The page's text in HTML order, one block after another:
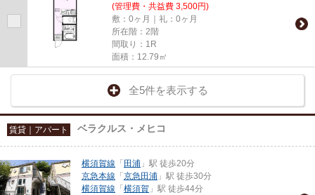
(管理費・共益費 3,500円)
敷：0ヶ月｜礼：0ヶ月
所在階：2階
間取り：1R
面積：12.79㎡
全5件を表示する
賃貸｜アパート ベラクルス・メヒコ
横須賀線 「 田浦 」駅 徒歩20分
京急本線 「 京急田浦 」駅 徒歩30分
横須賀線 「 横須賀 」駅 徒歩44分